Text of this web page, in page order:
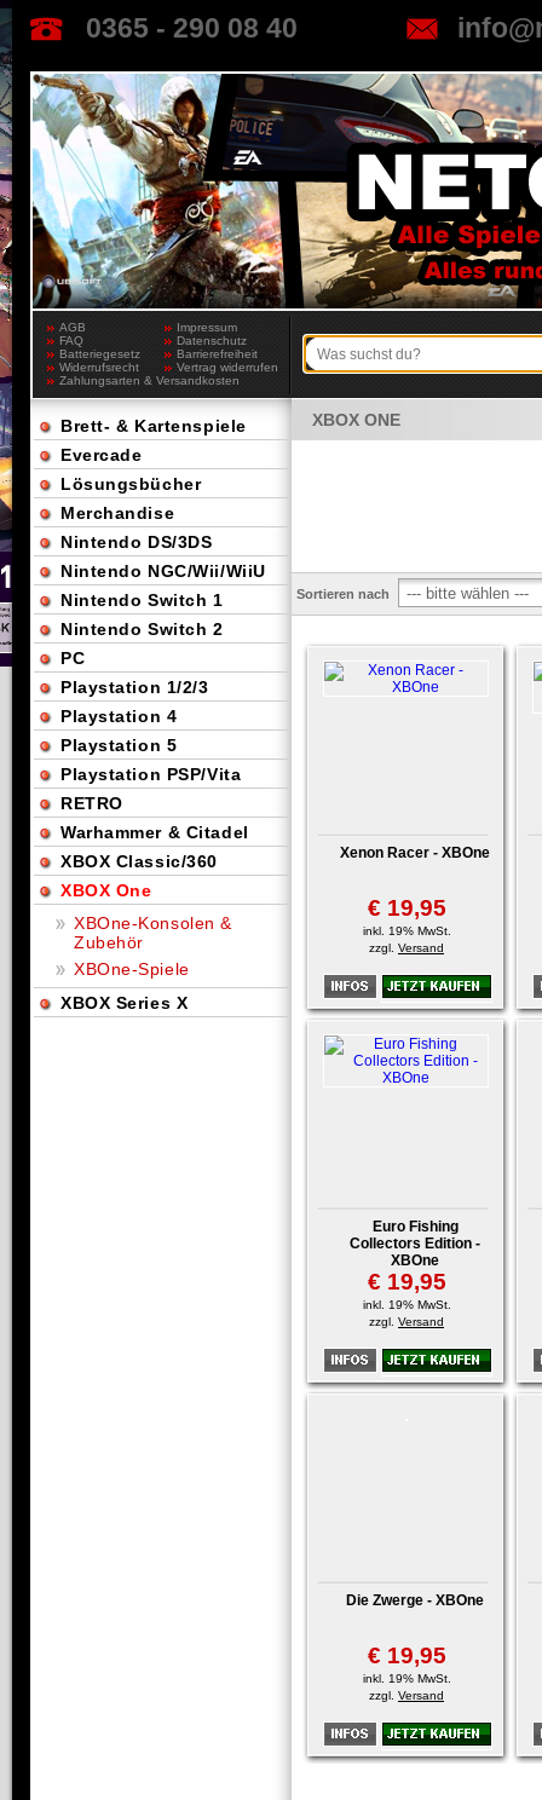
0365 - 290 08 40
AGB
Impressum
FAQ
Datenschutz
Batteriegesetz
Barrierefreiheit
Widerrufsrecht
Vertrag widerrufen
Zahlungsarten & Versandkosten
XBOX ONE
Sortieren nach
Xenon Racer - XBOne
€ 19,95
inkl. 19% MwSt.
zzgl. Versand
Euro Fishing
Collectors Edition -
XBOne
€ 19,95
inkl. 19% MwSt.
zzgl. Versand
Die Zwerge - XBOne
€ 19,95
inkl. 19% MwSt.
zzgl. Versand
Brett- & Kartenspiele
Evercade
Lösungsbücher
Merchandise
Nintendo DS/3DS
Nintendo NGC/Wii/WiiU
Nintendo Switch 1
Nintendo Switch 2
PC
Playstation 1/2/3
Playstation 4
Playstation 5
Playstation PSP/Vita
RETRO
Warhammer & Citadel
XBOX Classic/360
XBOX One
XBOne-Konsolen &
Zubehör
XBOne-Spiele
XBOX Series X